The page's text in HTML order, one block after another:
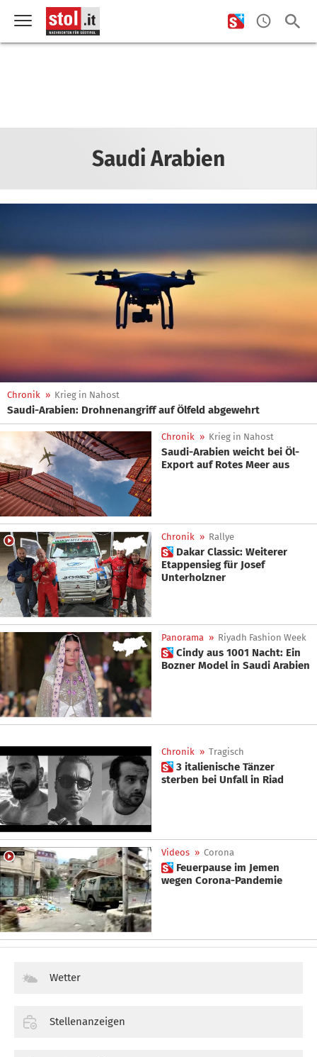
Saudi Arabien
Chronik » Krieg in Nahost
Saudi-Arabien: Drohnenangriff auf Ölfeld abgewehrt
Chronik » Krieg in Nahost
Saudi-Arabien weicht bei Öl-
Export auf Rotes Meer aus
Chronik » Rallye
 Dakar Classic: Weiterer
Etappensieg für Josef
Unterholzner
Panorama » Riyadh Fashion Week
 Cindy aus 1001 Nacht: Ein
Bozner Model in Saudi Arabien
Chronik » Tragisch
 3 italienische Tänzer
sterben bei Unfall in Riad
Videos » Corona
 Feuerpause im Jemen
wegen Corona-Pandemie
Wetter
Stellenanzeigen